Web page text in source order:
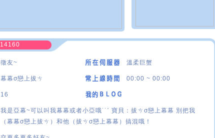
14160
徵友~ 溫柔巨蟹
幕幕σ戀上拔ㄘ 00:00 ~ 00:00
16
我是亞幕~可以叫我幕幕或者小亞哦˙˙ˊ 寶貝：拔ㄘσ戀上幕幕 別把我
（幕幕σ戀上拔ㄘ）和他（拔ㄘσ戀上幕幕）搞混哦！